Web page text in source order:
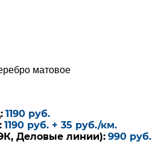
матовое
1190 руб.
1190 руб. + 35 руб./км.
Деловые линии): 990 руб.